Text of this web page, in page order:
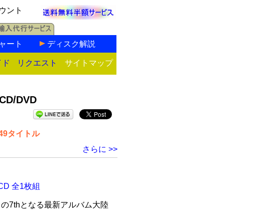
ント
ート ディスク解説
リクエスト サイトマップ
DVD
タイトル
さらに >>
全1枚組
7thとなる最新アルバム大陸